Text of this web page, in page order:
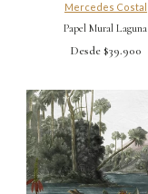
Mercedes Costal
Papel Mural Laguna
Desde $39.900